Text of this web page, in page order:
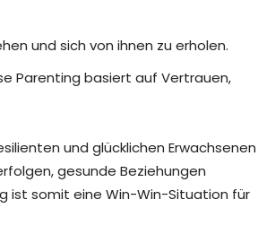
und sich von ihnen zu erholen.
Parenting basiert auf Vertrauen,
und glücklichen Erwachsenen
gesunde Beziehungen
ist somit eine Win-Win-Situation für